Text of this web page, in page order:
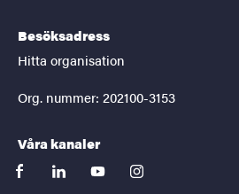
Besöksadress
Hitta organisation
Org. nummer: 202100-3153
Våra kanaler
facebooklinkedinyoutubeinstagram